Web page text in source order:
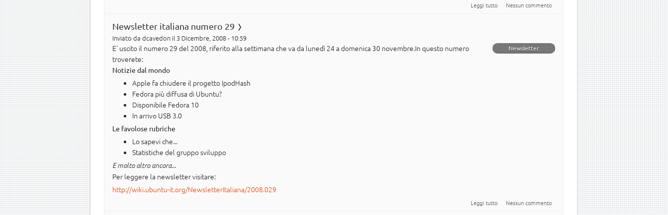
Leggi tutto su Annunciato il rilascio di Launchpad come software libero
Nessun commento
Newsletter italiana numero 29
Inviato da dcavedon il 3 Dicembre, 2008 - 10:59
Newsletter
E' uscito il numero 29 del 2008, riferito alla settimana che va da lunedì 24 a domenica 30 novembre.In questo numero
troverete:
Notizie dal mondo
Apple fa chiudere il progetto IpodHash
Fedora più diffusa di Ubuntu?
Disponibile Fedora 10
In arrivo USB 3.0
Le favolose rubriche
Lo sapevi che...
Statistiche del gruppo sviluppo
E molto altro ancora...
Per leggere la newsletter visitare:
http://wiki.ubuntu-it.org/NewsletterItaliana/2008.029
Leggi tutto su Newsletter italiana numero 29
Nessun commento